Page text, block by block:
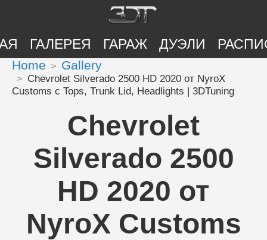
ГАЛЕРЕЯ ГАРАЖ ДУЭЛИ
Home Gallery
Chevrolet Silverado 2500 HD 2020 от NyroX
Customs с Tops, Trunk Lid, Headlights | 3DTuning
Chevrolet
Silverado 2500
HD 2020 от
NyroX Customs